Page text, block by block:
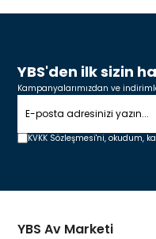
YBS'den ilk sizin
Kampanyalarımızdan ve
KVKK Sözleşmesi'ni, okudum,
YBS Av Marketi